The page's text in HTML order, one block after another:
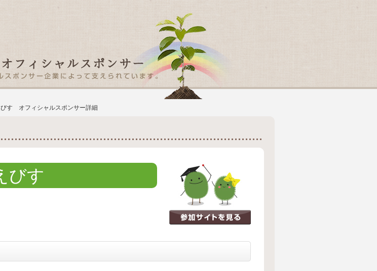
す オフィシャルスポンサー詳細
す